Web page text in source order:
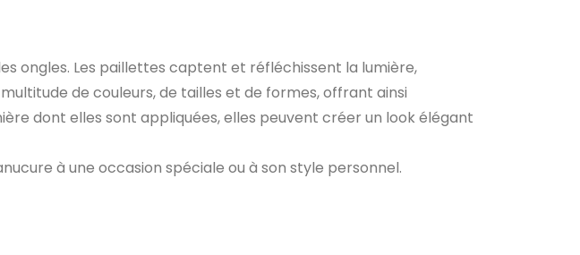
ongles. Les paillettes captent et réfléchissent la lumière,
de couleurs, de tailles et de formes, offrant ainsi
dont elles sont appliquées, elles peuvent créer un look élégant
à une occasion spéciale ou à son style personnel.